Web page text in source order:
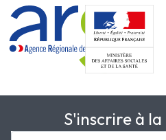
S'inscrire à